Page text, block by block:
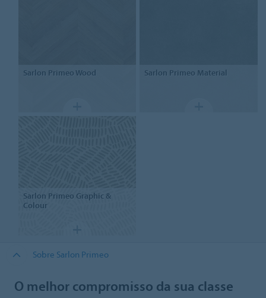
Sarlon Primeo Wood Sarlon Primeo Material
Sarlon Primeo Graphic &
Colour
Sobre Sarlon Primeo
O melhor compromisso da sua classe